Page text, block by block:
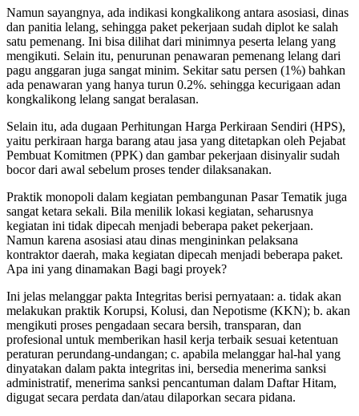
Namun sayangnya, ada indikasi kongkalikong antara asosiasi, dinas
dan panitia lelang, sehingga paket pekerjaan sudah diplot ke salah
satu pemenang. Ini bisa dilihat dari minimnya peserta lelang yang
mengikuti. Selain itu, penurunan penawaran pemenang lelang dari
pagu anggaran juga sangat minim. Sekitar satu persen (1%) bahkan
ada penawaran yang hanya turun 0.2%. sehingga kecurigaan adan
kongkalikong lelang sangat beralasan.
Selain itu, ada dugaan Perhitungan Harga Perkiraan Sendiri (HPS),
yaitu perkiraan harga barang atau jasa yang ditetapkan oleh Pejabat
Pembuat Komitmen (PPK) dan gambar pekerjaan disinyalir sudah
bocor dari awal sebelum proses tender dilaksanakan.
Praktik monopoli dalam kegiatan pembangunan Pasar Tematik juga
sangat ketara sekali. Bila menilik lokasi kegiatan, seharusnya
kegiatan ini tidak dipecah menjadi beberapa paket pekerjaan.
Namun karena asosiasi atau dinas mengininkan pelaksana
kontraktor daerah, maka kegiatan dipecah menjadi beberapa paket.
Apa ini yang dinamakan Bagi bagi proyek?
Ini jelas melanggar pakta Integritas berisi pernyataan: a. tidak akan
melakukan praktik Korupsi, Kolusi, dan Nepotisme (KKN); b. akan
mengikuti proses pengadaan secara bersih, transparan, dan
profesional untuk memberikan hasil kerja terbaik sesuai ketentuan
peraturan perundang-undangan; c. apabila melanggar hal-hal yang
dinyatakan dalam pakta integritas ini, bersedia menerima sanksi
administratif, menerima sanksi pencantuman dalam Daftar Hitam,
digugat secara perdata dan/atau dilaporkan secara pidana.